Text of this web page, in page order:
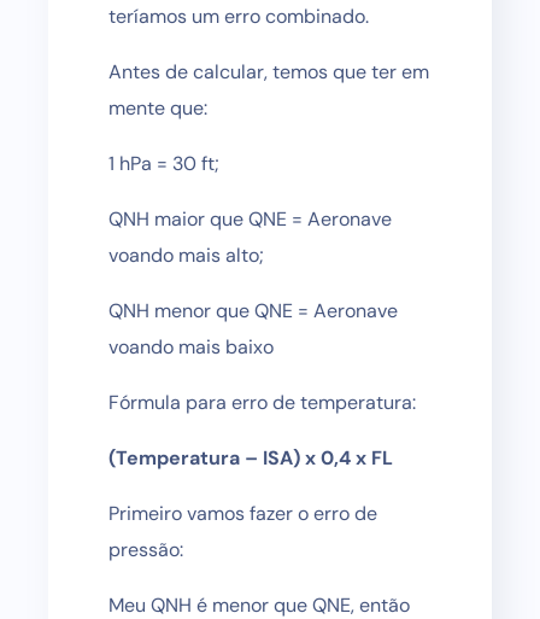
teríamos um erro combinado.
Antes de calcular, temos que ter em
mente que:
1 hPa = 30 ft;
QNH maior que QNE = Aeronave
voando mais alto;
QNH menor que QNE = Aeronave
voando mais baixo
Fórmula para erro de temperatura:
(Temperatura – ISA) x 0,4 x FL
Primeiro vamos fazer o erro de
pressão:
Meu QNH é menor que QNE, então